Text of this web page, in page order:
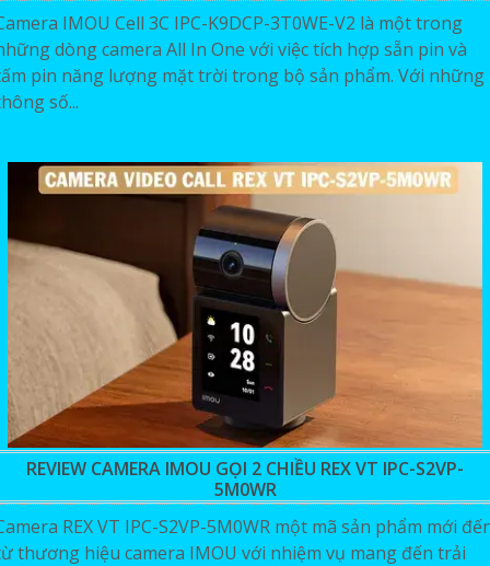
IMOU Cell 3C IPC-K9DCP-3T0WE-V2 là một trong
dòng camera All In One với việc tích hợp sẵn pin và
pin năng lượng mặt trời trong bộ sản phẩm. Với những
số...
REVIEW CAMERA IMOU GỌI 2 CHIỀU REX VT IPC-S2VP-
5M0WR
REX VT IPC-S2VP-5M0WR một mã sản phẩm mới
thương hiệu camera IMOU với nhiệm vụ mang đến trải